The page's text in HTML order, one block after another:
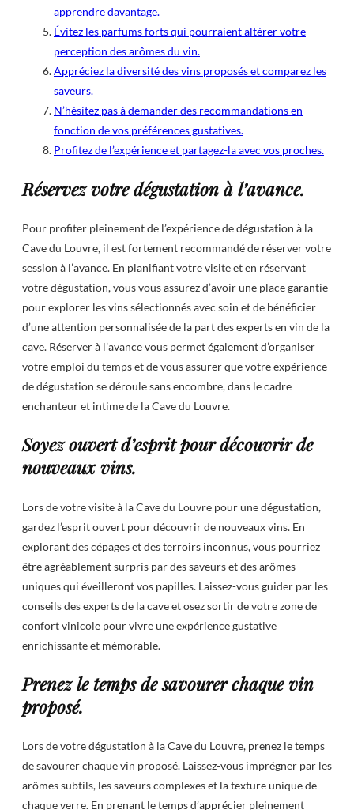
apprendre davantage.
Évitez les parfums forts qui pourraient altérer votre
perception des arômes du vin.
Appréciez la diversité des vins proposés et comparez les
saveurs.
N’hésitez pas à demander des recommandations en
fonction de vos préférences gustatives.
Profitez de l’expérience et partagez-la avec vos proches.
Réservez votre dégustation à l’avance.
Pour profiter pleinement de l’expérience de dégustation à la
Cave du Louvre, il est fortement recommandé de réserver votre
session à l’avance. En planifiant votre visite et en réservant
votre dégustation, vous vous assurez d’avoir une place garantie
pour explorer les vins sélectionnés avec soin et de bénéficier
d’une attention personnalisée de la part des experts en vin de la
cave. Réserver à l’avance vous permet également d’organiser
votre emploi du temps et de vous assurer que votre expérience
de dégustation se déroule sans encombre, dans le cadre
enchanteur et intime de la Cave du Louvre.
Soyez ouvert d’esprit pour découvrir de
nouveaux vins.
Lors de votre visite à la Cave du Louvre pour une dégustation,
gardez l’esprit ouvert pour découvrir de nouveaux vins. En
explorant des cépages et des terroirs inconnus, vous pourriez
être agréablement surpris par des saveurs et des arômes
uniques qui éveilleront vos papilles. Laissez-vous guider par les
conseils des experts de la cave et osez sortir de votre zone de
confort vinicole pour vivre une expérience gustative
enrichissante et mémorable.
Prenez le temps de savourer chaque vin
proposé.
Lors de votre dégustation à la Cave du Louvre, prenez le temps
de savourer chaque vin proposé. Laissez-vous imprégner par les
arômes subtils, les saveurs complexes et la texture unique de
chaque verre. En prenant le temps d’apprécier pleinement